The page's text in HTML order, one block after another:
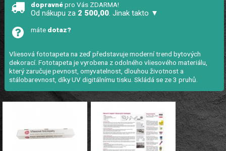
dopravnépro Vás ZDARMA!
Od nákupu za 2 500,00. Jinak takto ▼
máte dotaz?
Vliesová fototapeta na zeď představuje moderní trend bytových
dekorací. Fototapeta je vyrobena z odolného vliesového materiálu,
který zaručuje pevnost, omyvatelnost, dlouhou životnost a
stálobarevnost, díky UV digitálnímu tisku. Skládá se ze 3 pruhů.